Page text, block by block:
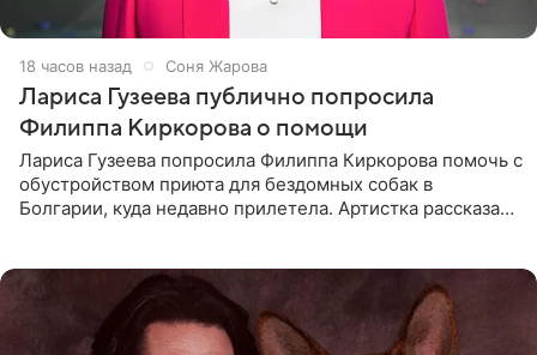
18 часов назад Соня Жарова
Лариса Гузеева публично попросила
Филиппа Киркорова о помощи
Лариса Гузеева попросила Филиппа Киркорова помочь с
обустройством приюта для бездомных собак в
Болгарии, куда недавно прилетела. Артистка рассказала